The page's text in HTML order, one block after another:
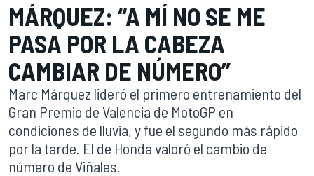
MÁRQUEZ: “A MÍ NO SE ME
PASA POR LA CABEZA
CAMBIAR DE NÚMERO”
Marc Márquez lideró el primero entrenamiento del
Gran Premio de Valencia de MotoGP en
condiciones de lluvia, y fue el segundo más rápido
por la tarde. El de Honda valoró el cambio de
número de Viñales.